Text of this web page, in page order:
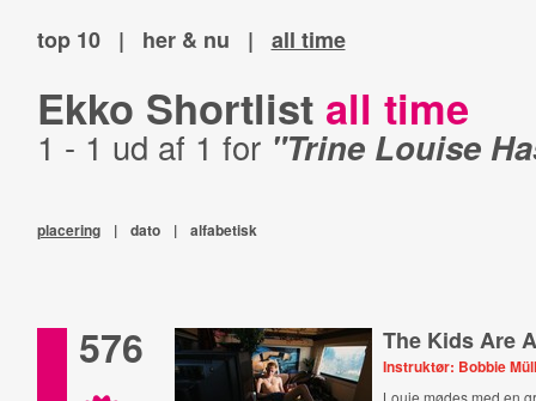
top 10 | her & nu | all time
Ekko Shortlist all time
1 - 1 ud af 1 for "Trine Louise
placering | dato | alfabetisk
576 The Kids Are
Instruktør: Bobbie
Louie mødes med en